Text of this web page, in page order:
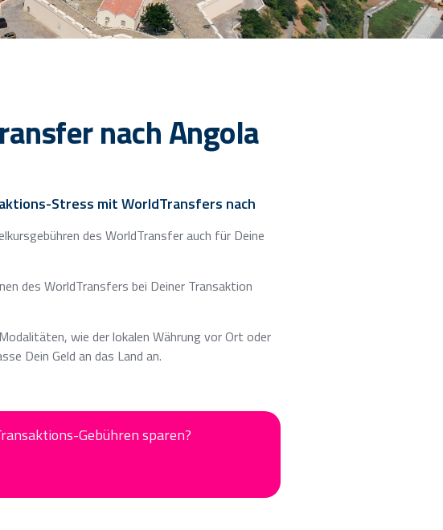
nach Angola
Stress mit WorldTransfers nach
des WorldTransfer auch für Deine
des WorldTransfers bei Deiner Transaktion
wie der lokalen Währung vor Ort oder
Dein Geld an das Land an.
Gebühren sparen?